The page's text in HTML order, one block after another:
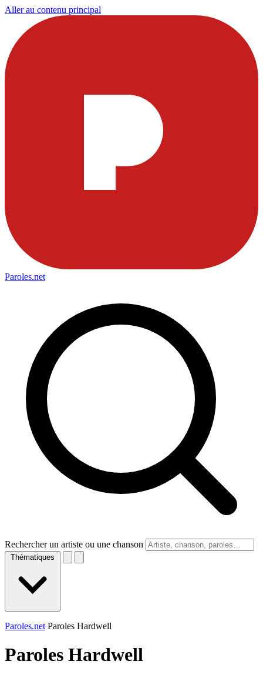
Aller au contenu principal
Paroles.net
Rechercher un artiste ou une chanson
Thématiques
Paroles.net Paroles Hardwell
Paroles Hardwell